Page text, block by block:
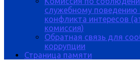
служебному поведению
конфликта интересов
комиссия)
Обратная связь для
коррупции
Страница памяти